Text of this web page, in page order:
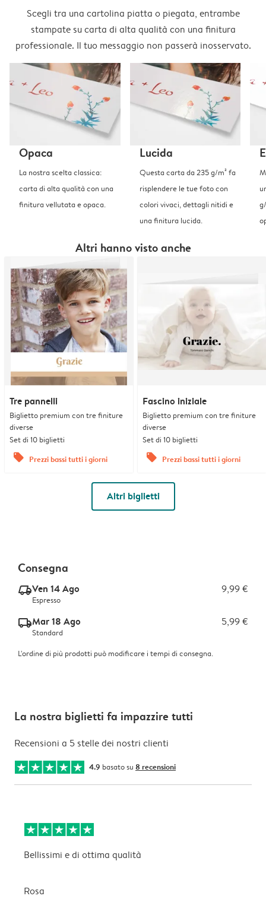
Scegli tra una cartolina piatta o piegata, entrambe
stampate su carta di alta qualità con una finitura
professionale. Il tuo messaggio non passerà inosservato.
Opaca
La nostra scelta classica:
carta di alta qualità con una
finitura vellutata e opaca.
Lucida
Questa carta da 235 g/m² fa
risplendere le tue foto con
colori vivaci, dettagli nitidi e
una finitura lucida.
Altri hanno visto anche
Tre pannelli
Biglietto premium con tre finiture
diverse
Set di 10 biglietti
offers Prezzi bassi tutti i giorni
Fascino iniziale
Biglietto premium con tre finiture
diverse
Set di 10 biglietti
offers Prezzi bassi tutti i giorni
Altri biglietti
Consegna
delivery_express_v2Ven 14 Ago 9,99 €
Espresso
delivery_standard_v2Mar 18 Ago 5,99 €
Standard
L'ordine di più prodotti può modificare i tempi di consegna.
La nostra biglietti fa impazzire tutti
Recensioni a 5 stelle dei nostri clienti
4.9 basato su 8 recensioni
Bellissimi e di ottima qualità
Rosa